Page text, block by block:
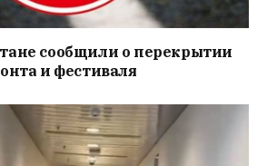
сообщили о перекрытии
и фестиваля